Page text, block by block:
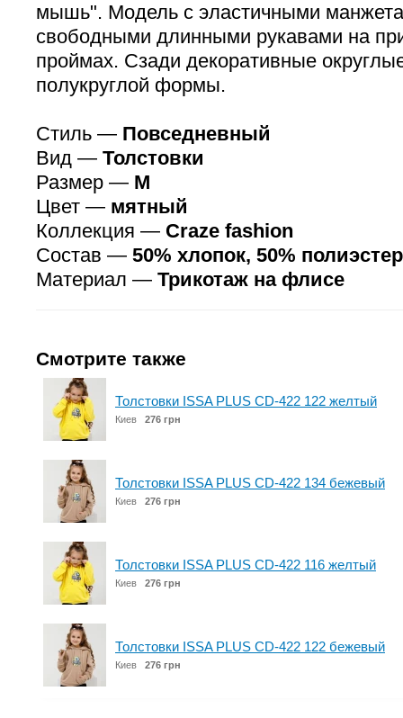
мышь". Модель с эластичными
свободными длинными рукавами на
проймах. Сзади декоративные
полукруглой формы.
Стиль — Повседневный
Вид — Толстовки
Размер — M
Цвет — мятный
Коллекция — Craze fashion
Состав — 50% хлопок, 50% полиэстер
Материал — Трикотаж на флисе
Смотрите также
Толстовки ISSA PLUS CD-422 122 желтый
Киев 276 грн
Толстовки ISSA PLUS CD-422 134 бежевый
Киев 276 грн
Толстовки ISSA PLUS CD-422 116 желтый
Киев 276 грн
Толстовки ISSA PLUS CD-422 122 бежевый
Киев 276 грн